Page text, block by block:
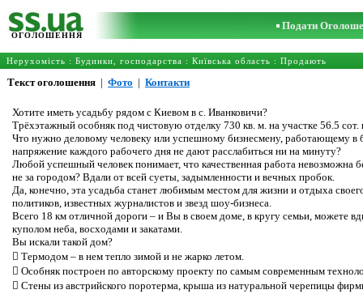
ОГОЛОШЕННЯ
Подати
Нерухомість : Будинки, господарства : Київська область : Продають
Текст оголошення | Фото | Контакти
Хотите иметь усадьбу рядом с Киевом в с. Иванковичи?
Трёхэтажный особняк под чистовую отделку 730 кв. м. на участке 56.5
Что нужно деловому человеку или успешному бизнесмену, работающему в
напряжение каждого рабочего дня не дают расслабиться ни на минуту?
Любой успешный человек понимает, что качественная работа
не за городом? Вдали от всей суеты, задымленности и вечных пробок.
Да, конечно, эта усадьба станет любимым местом для жизни и отдыха
политиков, известных журналистов и звезд шоу-бизнеса.
Всего 18 км отличной дороги – и Вы в своем доме, в кругу семьи, можете
куполом неба, восходами и закатами.
Вы искали такой дом?
 Термодом – в нем тепло зимой и не жарко летом.
 Особняк построен по авторскому проекту по самым современным
 Стены из австрийского поротерма, крыша из натуральной черепицы